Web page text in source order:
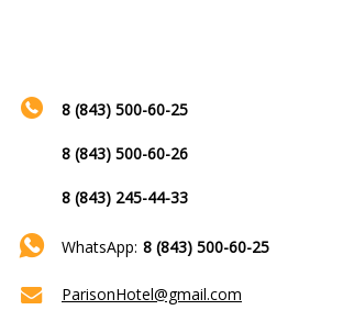
8 (843) 500-60-25
8 (843) 500-60-26
8 (843) 245-44-33
WhatsApp: 8 (843) 500-60-25
ParisonHotel@gmail.com